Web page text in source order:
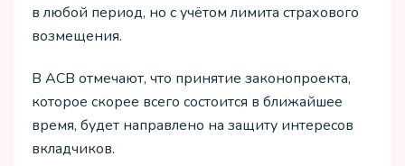
в любой период, но с учётом лимита страхового
возмещения.
В АСВ отмечают, что принятие законопроекта,
которое скорее всего состоится в ближайшее
время, будет направлено на защиту интересов
вкладчиков.